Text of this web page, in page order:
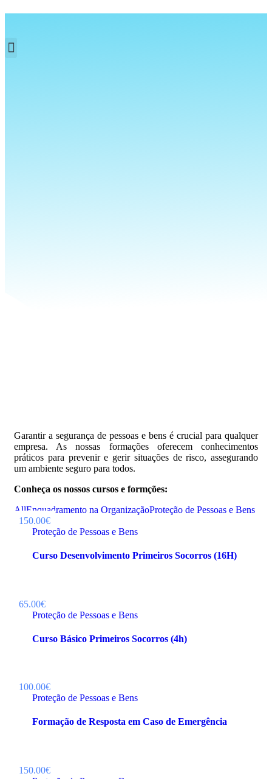
Garantir a segurança de pessoas e bens é crucial para qualquer
empresa. As nossas formações oferecem conhecimentos
práticos para prevenir e gerir situações de risco, assegurando
um ambiente seguro para todos.
Conheça os nossos cursos e formções:
AllEnquadramento na OrganizaçãoProteção de Pessoas e Bens
150.00€
Proteção de Pessoas e Bens
Curso Desenvolvimento Primeiros Socorros (16H)
65.00€
Proteção de Pessoas e Bens
Curso Básico Primeiros Socorros (4h)
100.00€
Proteção de Pessoas e Bens
Formação de Resposta em Caso de Emergência
150.00€